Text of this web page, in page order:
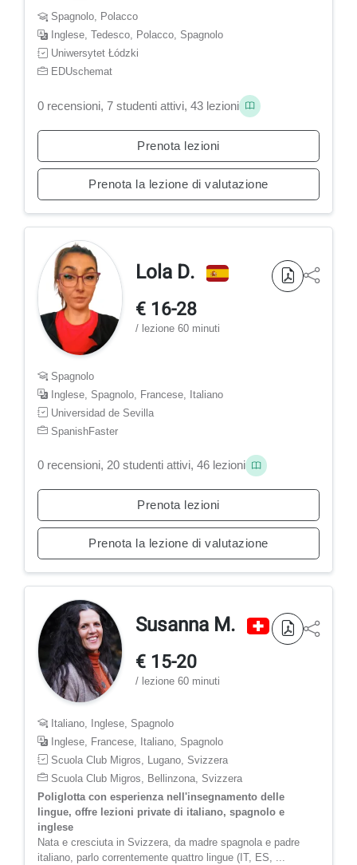
Spagnolo, Polacco
Inglese, Tedesco, Polacco, Spagnolo
Uniwersytet Łódzki
EDUschemat
0 recensioni, 7 studenti attivi, 43 lezioni
Prenota lezioni
Prenota la lezione di valutazione
Lola D.
€ 16-28
/ lezione 60 minuti
Spagnolo
Inglese, Spagnolo, Francese, Italiano
Universidad de Sevilla
SpanishFaster
0 recensioni, 20 studenti attivi, 46 lezioni
Prenota lezioni
Prenota la lezione di valutazione
Susanna M.
€ 15-20
/ lezione 60 minuti
Italiano, Inglese, Spagnolo
Inglese, Francese, Italiano, Spagnolo
Scuola Club Migros, Lugano, Svizzera
Scuola Club Migros, Bellinzona, Svizzera
Poliglotta con esperienza nell'insegnamento delle
lingue, offre lezioni private di italiano, spagnolo e
inglese
Nata e cresciuta in Svizzera, da madre spagnola e padre
italiano, parlo correntemente quattro lingue (IT, ES, ...